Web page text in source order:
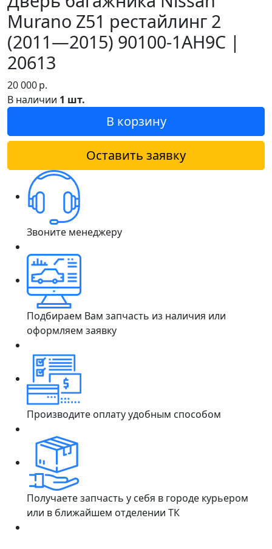
Murano Z51 рестайлинг 2
(2011—2015) 90100-1AH9C |
20613
20 000р.
В наличии 1 шт.
В корзину
Оставить заявку
Звоните менеджеру
Подбираем Вам запчасть из наличия или
оформляем заявку
Производите оплату удобным способом
Получаете запчасть у себя в городе курьером
или в ближайшем отделении ТК